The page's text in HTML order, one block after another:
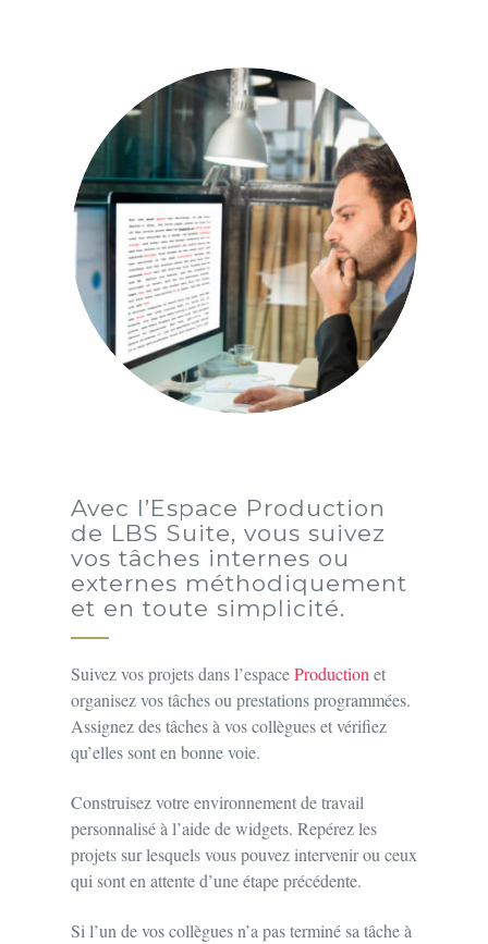
Avec l’Espace Production
de LBS Suite, vous suivez
vos tâches internes ou
externes méthodiquement
et en toute simplicité.
Suivez vos projets dans l’espaceProduction et
organisez vos tâches ou prestations programmées.
Assignez des tâches à vos collègues et vérifiez
qu’elles sont en bonne voie.
Construisez votre environnement de travail
personnalisé à l’aide de widgets. Repérez les
projets sur lesquels vous pouvez intervenir ou ceux
qui sont en attente d’une étape précédente.
Si l’un de vos collègues n’a pas terminé sa tâche à